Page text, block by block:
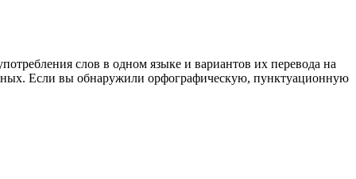
слов в одном языке и вариантов их перевода на
Если вы обнаружили орфографическую, пунктуационную